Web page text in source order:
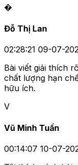
�
Đỗ Thị Lan
02:28:21 09-07-
Bài viết giải thích
chất lượng hạn
hữu ích.
V
Vũ Minh Tuấn
00:14:07 10-07-